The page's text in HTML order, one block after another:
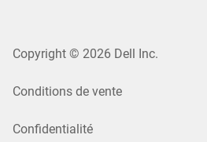
Copyright © 2026 Dell Inc.
Conditions de vente
Confidentialité